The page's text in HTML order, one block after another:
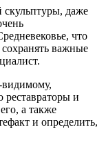
скульптуры, даже
что
важные
реставраторы и
а также
и определить,